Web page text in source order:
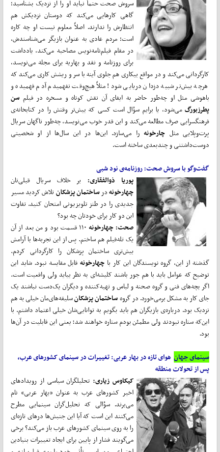
سروش صحت حتماً نباید او را از نزدیک بشناسید؛
گاهی کارهایی می‌کند که دوستان نزدیکش هم
انتظارش را ندارند. اصلاً معلوم نیست او چه کاره
است؛ مردم عادی به عنوان بازیگر می‌شناسندش،
در مقام فیلم‌نامه‌نویس مصاحبه می‌کند، یادداشت
برای روزنامه و نقد و بهاریه برای مجله می‌نویسد،
کارگردانی می‌کند و در مواقع بیکاری هم جلوی آینه با سر و ریشش کاری می‌کند که
هرچه بیش‌تر شبیه دزدان دریایی شود! مثلاً هیچ‌وقت نفهمیدم آدم فهمیده و
باهوشی مثل او چه‌طور حاضر به ایفای آن نقش کوتاه و مسخره در فیلم سن
‌پطرزبورگمی‌شود، یا برایم سؤال است کسی که بیش‌تر وقتش را در کتابخانه‌ی
فرهنگسرایی صرف مطالعه می‌کند و این ‌قدر خوب می‌نویسد، چه‌طور ناگهان سریال
پرت‌وپلایی مثل چارخونهرا می‌سازد. این‌ها در این سال‌ها از او شخصیتی
دوست‌داشتنی و چندبعدی ساخته است.
گفت‌وگو با سروش صحت: روزنامه‌ی نود شبی
پوریا ذوالفقاری:بر خلاف سریال قبلی‌تان
چهارخونهدر ساختمان پزشکانتلاش کردید مسیر
جدیدی را در طنز تلویزیونی امتحان کنید. تفاوت
این دو کار برای خودتان چه بود؟
صحت: چهارخونه
۱۱۰ قسمت بود و من بعد از آن
یک تله‌فیلم هم ساختم. پس از این تجربه‌‌‌ها با آرامش
بیش‌‌‌تری ساختمان پزشکان را کارگردانی کردم.
گذشته از این، گروه نویسندگان این کار با چهارخونهقابل مقایسه نبود. شاید این
توضیح که عوامل باید با هم جور باشند کلیشه‌‌‌ای به نظر بیاید ولی واقعیت است.
اگر بچه‌‌‌های فنی و گروه صحنه و لباس و تهیه‌کننده و دیگران یک‌دست نباشند یک
جای کار به مشکل برمی‌‌‌خورد. در گروهساختمان پزشکانسلیقه‌‌‌های‌مان خیلی به هم
نزدیک بود. درباره‌ی بازیگران هم باید بگویم به توانایی‌‌‌شان خیلی اعتماد داشتم. با
این‌که ستاره نبودند ولی مطمئن بودم ستاره خواهند شد؛ یعنی این قابلیت در آن‌‌‌ها
بود.
سینمای جهانهوای تازه در بهار عربی: تغییرات در سینمای کشورهای عرب،
پس از تحولات منطقه
کیکاوس زیاری:تحلیلگران سیاسی از رویدادهای
اخیر کشورهای عرب به عنوان «بهار عربی» نام
می‌برند. سؤالی که تحلیل‌گران سینمایی مطرح
می‌کنند این است که آیا این جنبش‌ها درهای تازه‌ای
را به روی سینمای کشورهای عرب باز می‌کند؟ برخی
می‌گویند فشار از پایین برای ایجاد تغییرات بنیادین